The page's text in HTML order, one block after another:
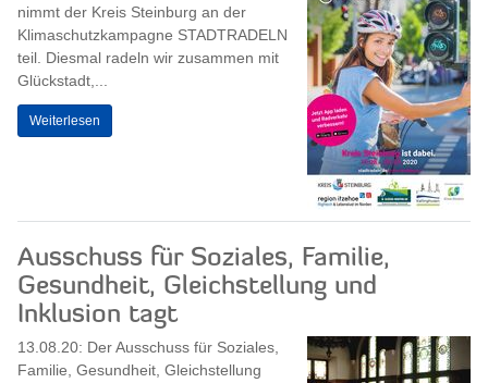
nimmt der Kreis Steinburg an der
Klimaschutzkampagne STADTRADELN
teil. Diesmal radeln wir zusammen mit
Glückstadt,...
Weiterlesen
Ausschuss für Soziales, Familie,
Gesundheit, Gleichstellung und
Inklusion tagt
13.08.20: Der Ausschuss für Soziales,
Familie, Gesundheit, Gleichstellung